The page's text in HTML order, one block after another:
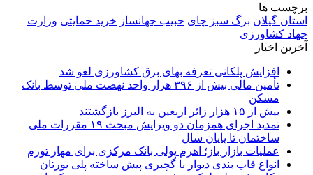
برچسب ها
استان گیلان برگ سبز چای حبیب جهانساز خرید حمایتی وزارت
جهاد کشاورزی
آخرین اخبار
افزایش پلکانی تعرفه بهای برق کشاورزی لغو شد
تأمین مالی بیش از ۳۹۶ هزار واحد نهضت ملی توسط بانک
مسکن
بیش از ۱۵ هزار زائر اربعین به البرز بازگشتند
تمدید اجرای همزمان دو ویرایش مبحث ۱۹ مقررات ملی
ساختمان تا پایان سال
عملیات بازار باز؛ اهرم پولی بانک مرکزی برای مهار تورم
انواع قاب بندی دیوار با گچبری پیش ساخته پلی یورتان